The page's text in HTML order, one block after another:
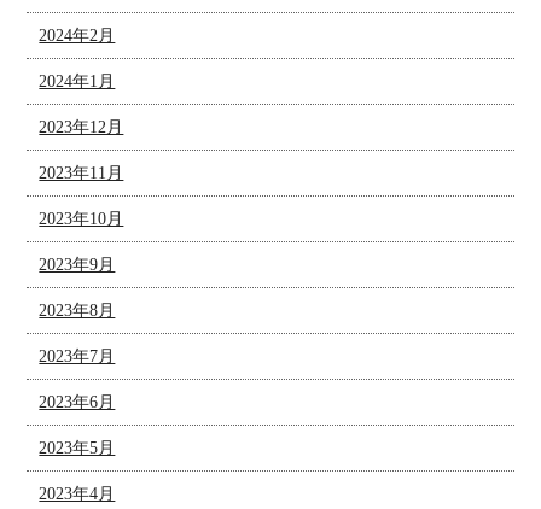
2024年2月
2024年1月
2023年12月
2023年11月
2023年10月
2023年9月
2023年8月
2023年7月
2023年6月
2023年5月
2023年4月